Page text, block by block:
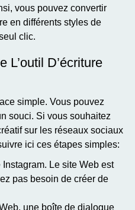
vous pouvez convertir
en différents styles de
clic.
L’outil D’écriture
simple. Vous pouvez
souci. Si vous souhaitez
sur les réseaux sociaux
ici ces étapes simples:
Le site Web est
pas besoin de créer de
une boîte de dialogue